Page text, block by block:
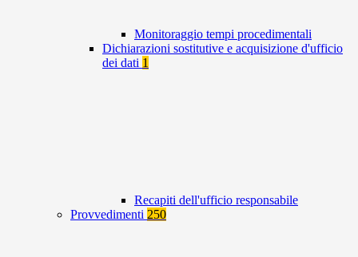
Monitoraggio tempi procedimentali
Dichiarazioni sostitutive e acquisizione d'ufficio
dei dati 1
Recapiti dell'ufficio responsabile
Provvedimenti 250